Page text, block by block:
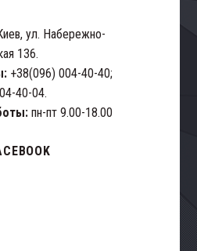
ул. Набережно-
136.
+38(096) 004-40-40;
40-04.
пн-пт 9.00-18.00